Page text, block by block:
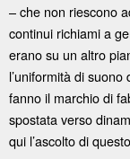
– che non riescono
continui richiami a
erano su un altro
l’uniformità di
fanno il marchio di
spostata verso
qui l’ascolto di